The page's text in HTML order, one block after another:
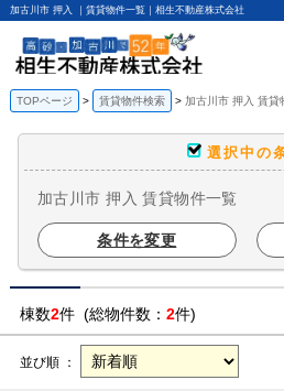
加古川市 押入 ｜賃貸物件一覧｜相生不動産株式会社
TOPページ 賃貸物件検索 加古川市 押入 賃貸
選択中の
加古川市 押入 賃貸物件一覧
条件を変更
棟数2件 (総物件数： 2件)
並び順 ：